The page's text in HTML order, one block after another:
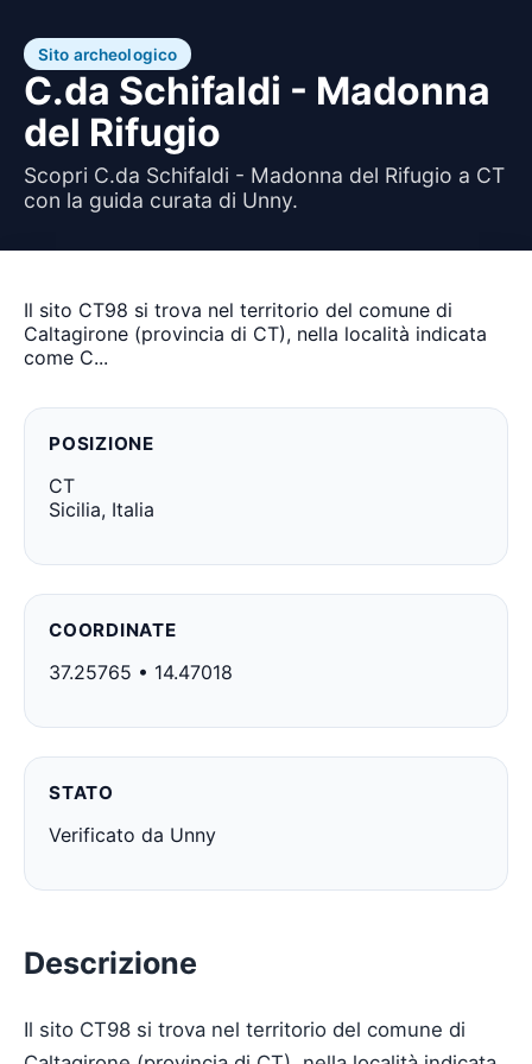
Sito archeologico
C.da Schifaldi - Madonna
del Rifugio
Scopri C.da Schifaldi - Madonna del Rifugio a CT
con la guida curata di Unny.
Il sito CT98 si trova nel territorio del comune di
Caltagirone (provincia di CT), nella località indicata
come C...
POSIZIONE
CT
Sicilia, Italia
COORDINATE
37.25765 • 14.47018
STATO
Verificato da Unny
Descrizione
Il sito CT98 si trova nel territorio del comune di